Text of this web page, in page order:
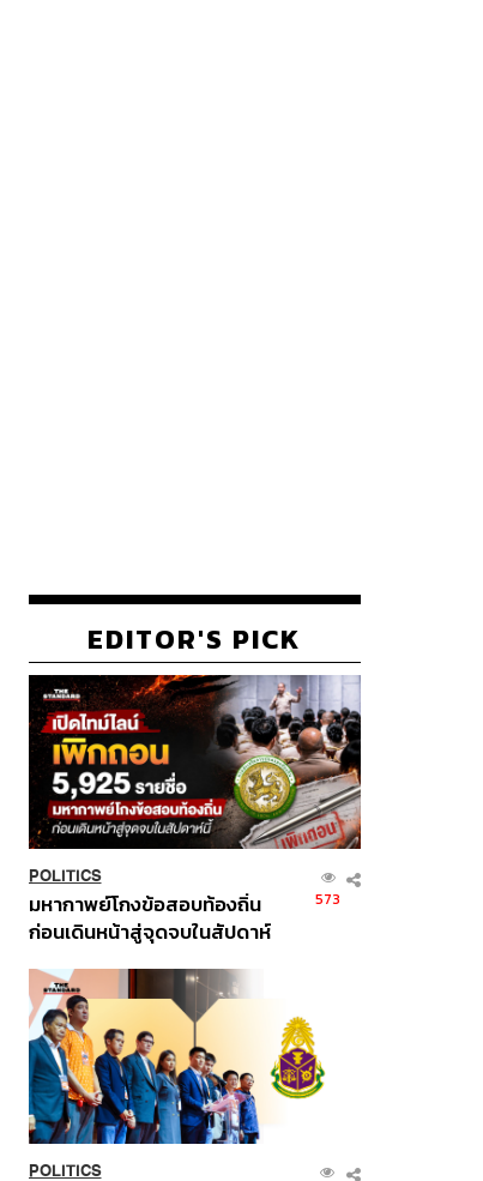
EDITOR'S PICK
POLITICS
มหากาพย์โกงข้อสอบท้องถิ่น
ก่อนเดินหน้าสู่จุดจบในสัปดาห์
573
POLITICS